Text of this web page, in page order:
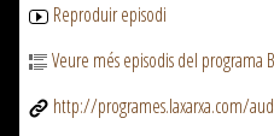
Reproduir episodi
Veure més episodis del programa
http://programes.laxarxa.com/